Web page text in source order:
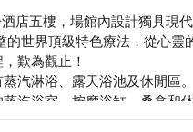
店五樓，場館內設計獨具現
的世界頂級特色療法，從心
歎為觀止！
汽淋浴、露天浴池及休閒區
汽浴室、按摩浴缸、桑拿和
非常齊全先進，除了室內力